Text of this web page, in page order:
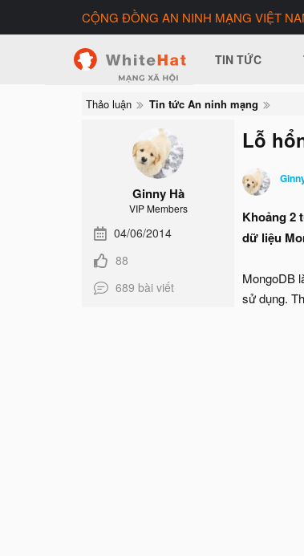
CỘNG ĐỒNG AN NINH MẠNG VIỆT
TIN TỨC
Thảo luận Tin tức An ninh mạng
Ginny Hà
VIP Members
04/06/2014
88
689 bài viết
Lỗ
Khoảng 2
dữ liệu
MongoDB
sử dụng.